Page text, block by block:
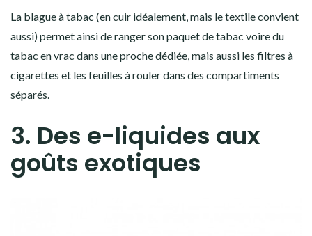
La blague à tabac (en cuir idéalement, mais le textile convient
aussi) permet ainsi de ranger son paquet de tabac voire du
tabac en vrac dans une proche dédiée, mais aussi les filtres à
cigarettes et les feuilles à rouler dans des compartiments
séparés.
3. Des e-liquides aux
goûts exotiques